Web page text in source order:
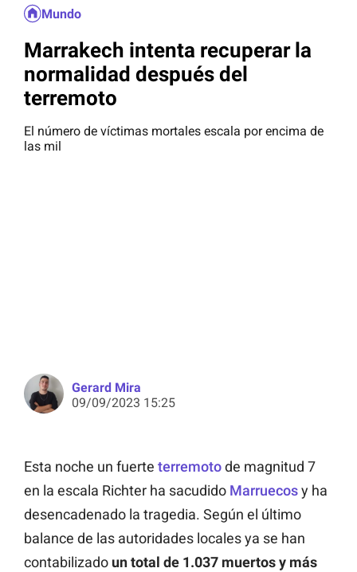
Mundo
Marrakech intenta recuperar la
normalidad después del
terremoto
El número de víctimas mortales escala por encima de
las mil
Gerard Mira
09/09/2023 15:25
Esta noche un fuerte terremotode magnitud 7
en la escala Richter ha sacudido Marruecosy ha
desencadenado la tragedia. Según el último
balance de las autoridades locales ya se han
contabilizado un total de 1.037 muertos y más